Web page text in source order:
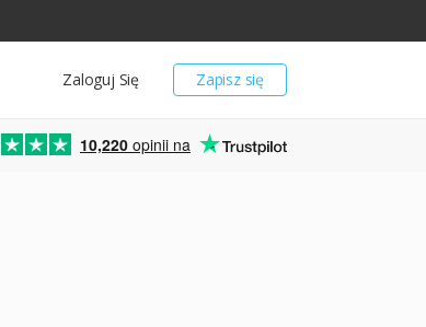
Zapisz się
Zaloguj Się
10,220 opinii na